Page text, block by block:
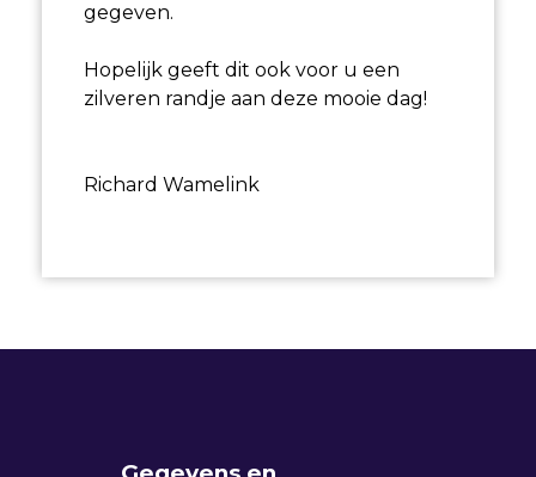
gegeven.
Hopelijk geeft dit ook voor u een
zilveren randje aan deze mooie dag!
Richard Wamelink